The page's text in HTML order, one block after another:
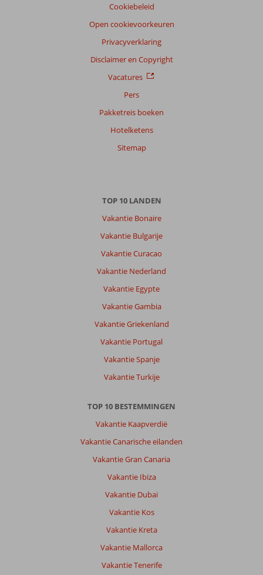
Cookiebeleid
Open cookievoorkeuren
Privacyverklaring
Disclaimer en Copyright
Vacatures
Pers
Pakketreis boeken
Hotelketens
Sitemap
TOP 10 LANDEN
Vakantie Bonaire
Vakantie Bulgarije
Vakantie Curacao
Vakantie Nederland
Vakantie Egypte
Vakantie Gambia
Vakantie Griekenland
Vakantie Portugal
Vakantie Spanje
Vakantie Turkije
TOP 10 BESTEMMINGEN
Vakantie Kaapverdië
Vakantie Canarische eilanden
Vakantie Gran Canaria
Vakantie Ibiza
Vakantie Dubai
Vakantie Kos
Vakantie Kreta
Vakantie Mallorca
Vakantie Tenerife